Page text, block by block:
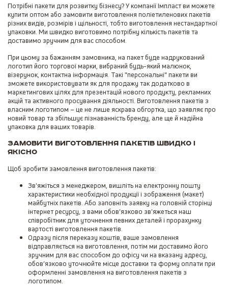
Потрібні пакети для розвитку бізнесу? У компанії Імпласт ви можете
купити оптом або замовити виготовлення поліетиленових пакетів
різних видів, розмірів і щільності, тобто виготовлення нестандартної
упаковки. Ми швидко виготовимо потрібну кількість пакетів та
доставимо зручним для вас способом.
При цьому за бажанням замовника, на пакет буде надрукований
логотип його торгової марки, вибраний будь-який малюнок,
візерунок, контактна інформація. Такі "персональні" пакети ви
зможете використовувати як для продажу так додатково в
маркетингових цілях для презентацій нового продукту, рекламних
акцій та активного просування діяльності. Виготовлення пакетів з
власним логотипом – це не лише яскрава обгортка, що заявляє про
новий товар та збільшує пізнаванність бренду, але ще й надійна
упаковка для ваших товарів.
Замовити виготовлення пакетів швидко і
якісно
Щоб зробити замовлення виготовлення пакетів:
Зв'яжіться з менеджером, вишліть на електронну пошту
характеристики необхідної продукції і зображення (макет)
майбутніх пакетів. Або заповніть заявку на головній сторінці
інтернет ресурсу, з вами обов’язково зв'яжеться наш
співробітник для уточнення певних деталей і прорахунку
вартості виготовлення пакетів.
Одразу після переказу коштів, ваше замовлення
відправляється на виготовлення, потім ми доставимо його
зручним для вас способом до офісу чи на вказану адресу,
обов’язково уточнюйте місце доставки та форму оплати при
оформленні замовлення на виготовлення пакетів з
логотипом.